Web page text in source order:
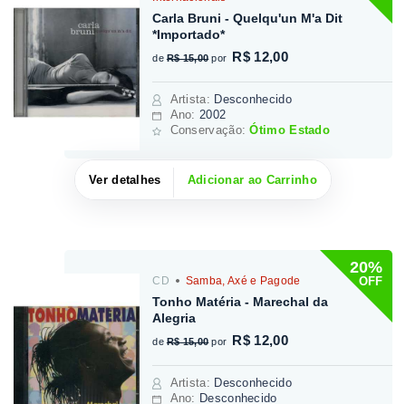
Carla Bruni - Quelqu'un M'a Dit
*Importado*
de R$ 15,00 por R$ 12,00
Artista: Desconhecido
Ano: 2002
Conservação:Ótimo Estado
Ver detalhes Adicionar ao Carrinho
20%
OFF
CD Samba, Axé e Pagode
Tonho Matéria - Marechal da
Alegria
de R$ 15,00 por R$ 12,00
Artista: Desconhecido
Ano: Desconhecido